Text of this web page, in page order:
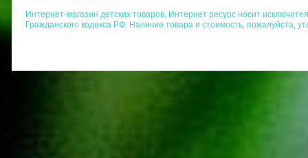
Интернет-магазин детских товаров. Интернет ресурс носит
Гражданского кодекса РФ. Наличие товара и стоимость, пожалуйста,